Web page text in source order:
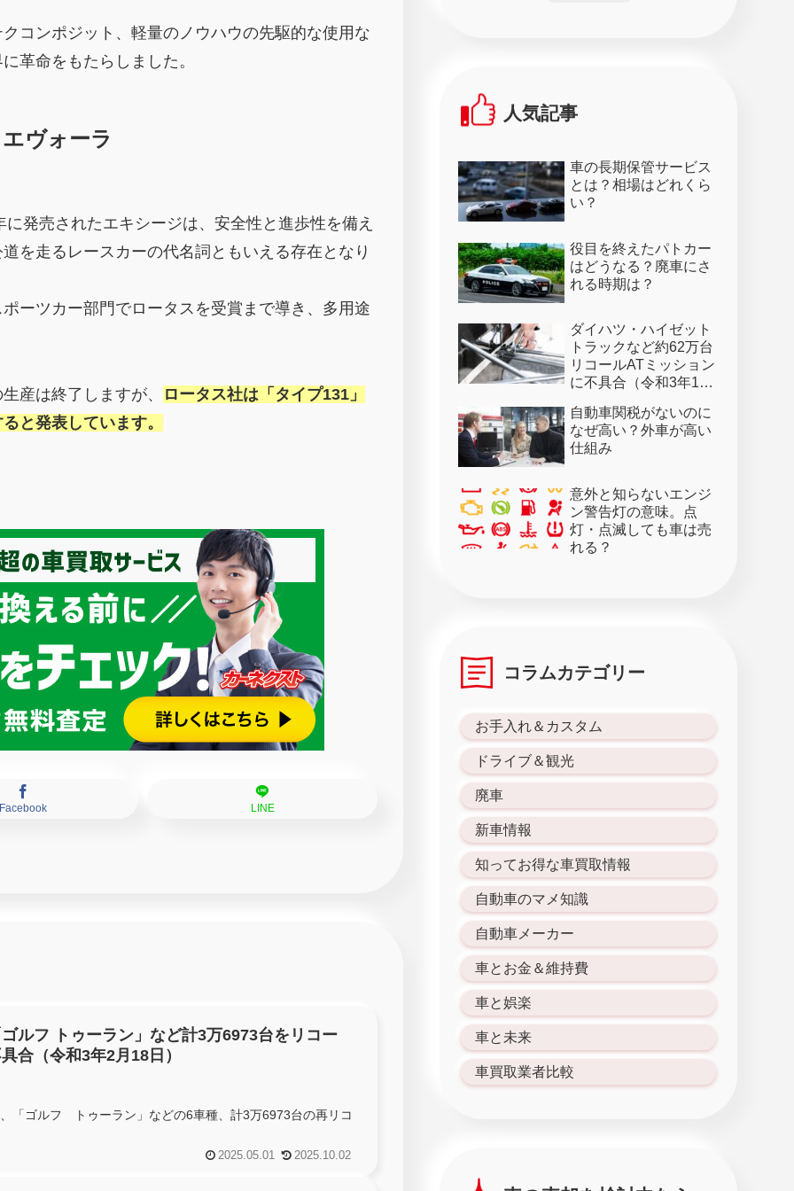
コンポジット、軽量のノウハウの先駆的な使用な
革命をもたらしました。
ヴォーラ
発売されたエキシージは、安全性と進歩性を備え
を走るレースカーの代名詞ともいえる存在となり
ーツカー部門でロータスを受賞まで導き、多用途
産は終了しますが、
ロータス社は「タイプ131」
と発表しています。
Facebook LINE
ルフ トゥーラン」など計3万6973台をリコー
合（令和3年2月18日）
「ゴルフ トゥーラン」などの6車種、計3万6973台の再リコ
2025.05.01 2025.10.02
人気記事
車の長期保管サービス
とは？相場はどれくら
い？
役目を終えたパトカー
はどうなる？廃車にさ
れる時期は？
ダイハツ・ハイゼット
トラックなど約62万台
リコールATミッション
に不具合（令和3年1月
自動車関税がないのに
なぜ高い？外車が高い
仕組み
意外と知らないエンジ
ン警告灯の意味。点
灯・点滅しても車は売
れる？
コラムカテゴリー
お手入れ＆カスタム
ドライブ＆観光
廃車
新車情報
知ってお得な車買取情報
自動車のマメ知識
自動車メーカー
車とお金＆維持費
車と娯楽
車と未来
車買取業者比較